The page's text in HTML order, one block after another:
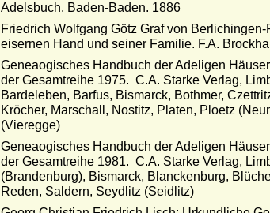
Adelsbuch. Baden-Baden. 1886
Friedrich Wolfgang Götz Graf von
eisernen Hand und seiner Familie. F.A.
Geneaogisches Handbuch der Adeligen
der Gesamtreihe 1975. C.A. Starke Verlag,
Bardeleben, Barfus, Bismarck, Bothmer,
Kröcher, Marschall, Nostitz, Platen, Ploetz
(Vieregge)
Geneaogisches Handbuch der Adeligen
der Gesamtreihe 1981. C.A. Starke Verlag,
(Brandenburg), Bismarck, Blanckenburg,
Reden, Saldern, Seydlitz (Seidlitz)